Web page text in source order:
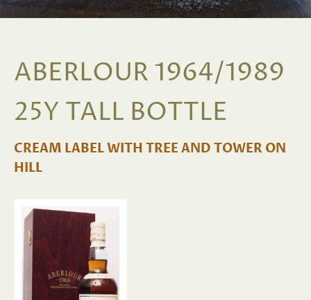
ABERLOUR 1964/1989
25Y TALL BOTTLE
CREAM LABEL WITH TREE AND TOWER ON
HILL